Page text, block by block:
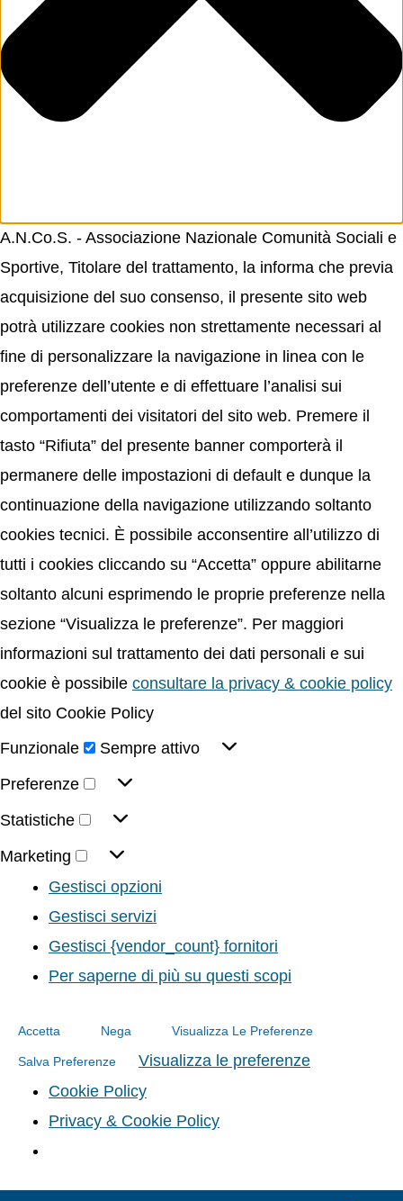
A.N.Co.S. - Associazione Nazionale Comunità Sociali e
Sportive, Titolare del trattamento, la informa che previa
acquisizione del suo consenso, il presente sito web
potrà utilizzare cookies non strettamente necessari al
fine di personalizzare la navigazione in linea con le
preferenze dell’utente e di effettuare l’analisi sui
comportamenti dei visitatori del sito web. Premere il
tasto “Rifiuta” del presente banner comporterà il
permanere delle impostazioni di default e dunque la
continuazione della navigazione utilizzando soltanto
cookies tecnici. È possibile acconsentire all’utilizzo di
tutti i cookies cliccando su “Accetta” oppure abilitarne
soltanto alcuni esprimendo le proprie preferenze nella
sezione “Visualizza le preferenze”. Per maggiori
informazioni sul trattamento dei dati personali e sui
cookie è possibile consultare la privacy & cookie policy
del sito Cookie Policy
Funzionale
Sempre attivo
Preferenze
Statistiche
Marketing
Gestisci opzioni
Gestisci servizi
Gestisci {vendor_count} fornitori
Per saperne di più su questi scopi
Accetta Nega Visualizza Le Preferenze
Salva Preferenze
Visualizza le preferenze
Cookie Policy
Privacy & Cookie Policy